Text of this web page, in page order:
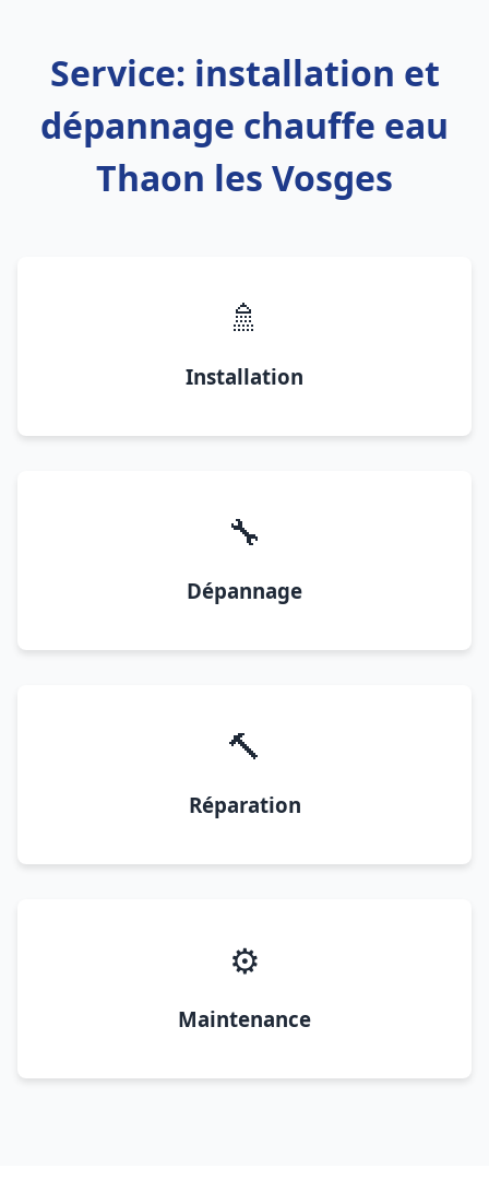
Service: installation et
dépannage chauffe eau
Thaon les Vosges
🚿
Installation
🔧
Dépannage
🔨
Réparation
⚙️
Maintenance